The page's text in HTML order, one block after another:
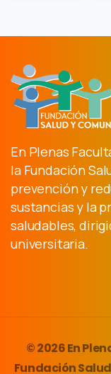
En Plenas
la Fundación
prevención y
sustancias y la
saludables,
universitaria.
© 2026 En
Fundación